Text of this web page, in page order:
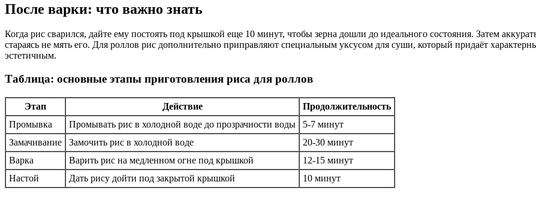
После варки: что важно знать
Когда рис сварился, дайте ему постоять под крышкой еще 10 минут, чтобы зерна дошли до идеального состояния. Затем
стараясь не мять его. Для роллов рис дополнительно приправляют специальным уксусом для суши, который придаёт
эстетичным.
Таблица: основные этапы приготовления риса для роллов
Этап Действие
Продолжительность
Промывка
Промывать рис в холодной воде до прозрачности воды
5-7 минут
Замачивание
Замочить рис в холодной воде
20-30 минут
Варка
Варить рис на медленном огне под крышкой
12-15 минут
Настой
Дать рису дойти под закрытой крышкой 10 минут